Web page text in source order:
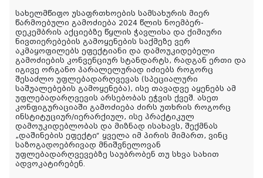
სახელმწიფო უსაფრთხოების სამსახურის მიერ
წარმოებული გამოძიება 2024 წლის ნოემბერ-
დეკემბრის აქციებზე წყლის ჭავლისა და ქიმიური
ნივთიერებების გამოყენების საქმეზე ვერ
აკმაყოფილებს ეფექტიანი და დამოუკიდებელი
გამოძიების კონვენციურ სტანდარტს, რადგან ერთი და
იგივე ორგანო პარალელურად იძიებს როგორც
შესაძლო უფლებადარღვევას (სპეციალური
საშუალებების გამოყენება), ისე თავადვე აყენებს ამ
უფლებადარღვევის არსებობას ეჭვის ქვეშ. ასეთ
კონფიგურაციაში გამოძიება ძირს უთხრის როგორც
ინსტიტუციურ/იერარქიულ, ისე პრაქტიკულ
დამოუკიდებლობას და მიზნად ისახავს, შექმნას
„დაშინების ეფექტი“ ყველა იმ პირის მიმართ, ვინც
საზოგადოებრივად მნიშვნელოვან
უფლებადარღვევებზე საუბრობენ თუ სხვა სახით
ადვოკატირებენ.